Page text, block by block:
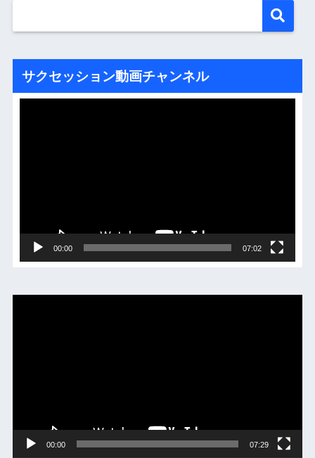
サクセッション動画チャンネル
00:00 07:02
00:00 07:29